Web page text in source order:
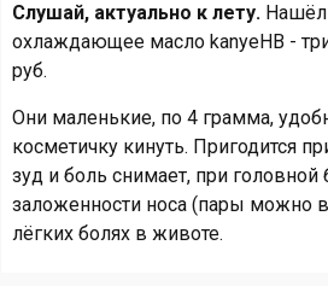
Слушай, актуально к лету. Нашёл
охлаждающее масло kanyeHB -
руб.
Они маленькие, по 4 грамма,
косметичку кинуть. Пригодится
зуд и боль снимает, при головной
заложенности носа (пары можно
лёгких болях в животе.